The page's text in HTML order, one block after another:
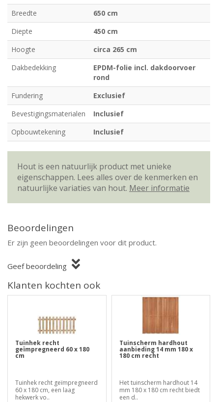
Breedte
650 cm
Diepte
450 cm
Hoogte
circa 265 cm
Dakbedekking
EPDM-folie incl. dakdoorvoer
rond
Fundering
Exclusief
Bevestigingsmaterialen
Inclusief
Opbouwtekening
Inclusief
Hout is een natuurlijk product met unieke
eigenschappen. Lees alles over de kenmerken en
natuurlijke variaties van hout. Meer informatie
Beoordelingen
Er zijn geen beoordelingen voor dit product.
Geef beoordeling
Klanten kochten ook
Tuinhek recht
geïmpregneerd 60 x 180
cm
Tuinhek recht geïmpregneerd
60 x 180 cm, een laag
hekwerk vo..
Tuinscherm hardhout
aanbieding 14 mm 180 x
180 cm recht
Het tuinscherm hardhout 14
mm 180 x 180 cm recht biedt
een d..